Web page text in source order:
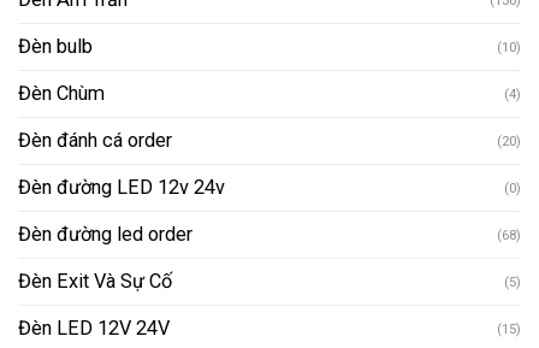
Đèn bulb (10)
Đèn Chùm (4)
Đèn đánh cá order (20)
Đèn đường LED 12v 24v (0)
Đèn đường led order (68)
Đèn Exit Và Sự Cố (5)
Đèn LED 12V 24V (15)